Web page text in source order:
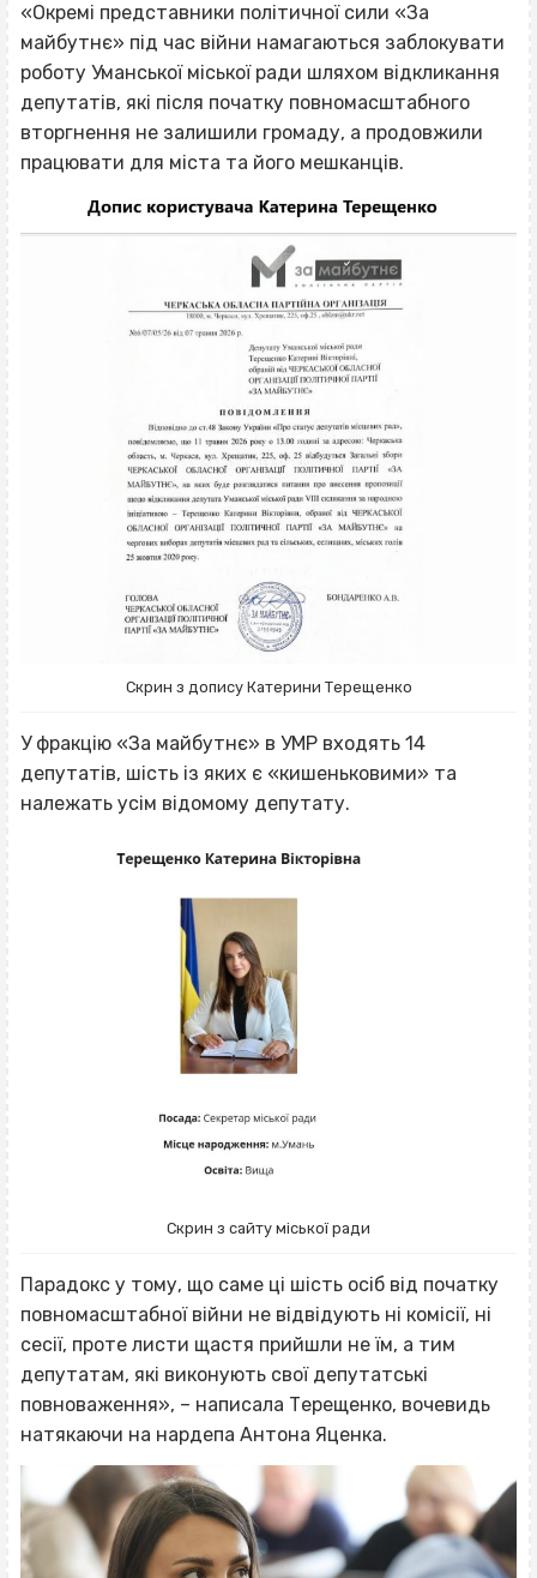
«Окремі представники політичної сили «За
майбутнє» під час війни намагаються заблокувати
роботу Уманської міської ради шляхом відкликання
депутатів, які після початку повномасштабного
вторгнення не залишили громаду, а продовжили
працювати для міста та його мешканців.
Скрин з допису Катерини Терещенко
У фракцію «За майбутнє» в УМР входять 14
депутатів, шість із яких є «кишеньковими» та
належать усім відомому депутату.
Скрин з сайту міської ради
Парадокс у тому, що саме ці шість осіб від початку
повномасштабної війни не відвідують ні комісії, ні
сесії, проте листи щастя прийшли не їм, а тим
депутатам, які виконують свої депутатські
повноваження», – написала Терещенко, вочевидь
натякаючи на нардепа Антона Яценка.